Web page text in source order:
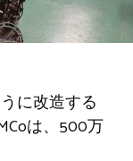
に改造する
は、500万